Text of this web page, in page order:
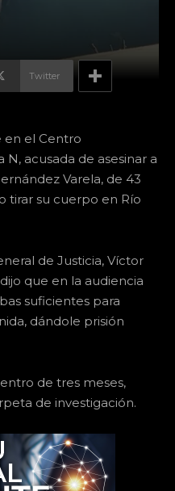
Twitter
el Centro
N, acusada de asesinar a
Varela, de 43
tirar su cuerpo en Río
de Justicia, Víctor
que en la audiencia
suficientes para
dándole prisión
de tres meses,
de investigación.